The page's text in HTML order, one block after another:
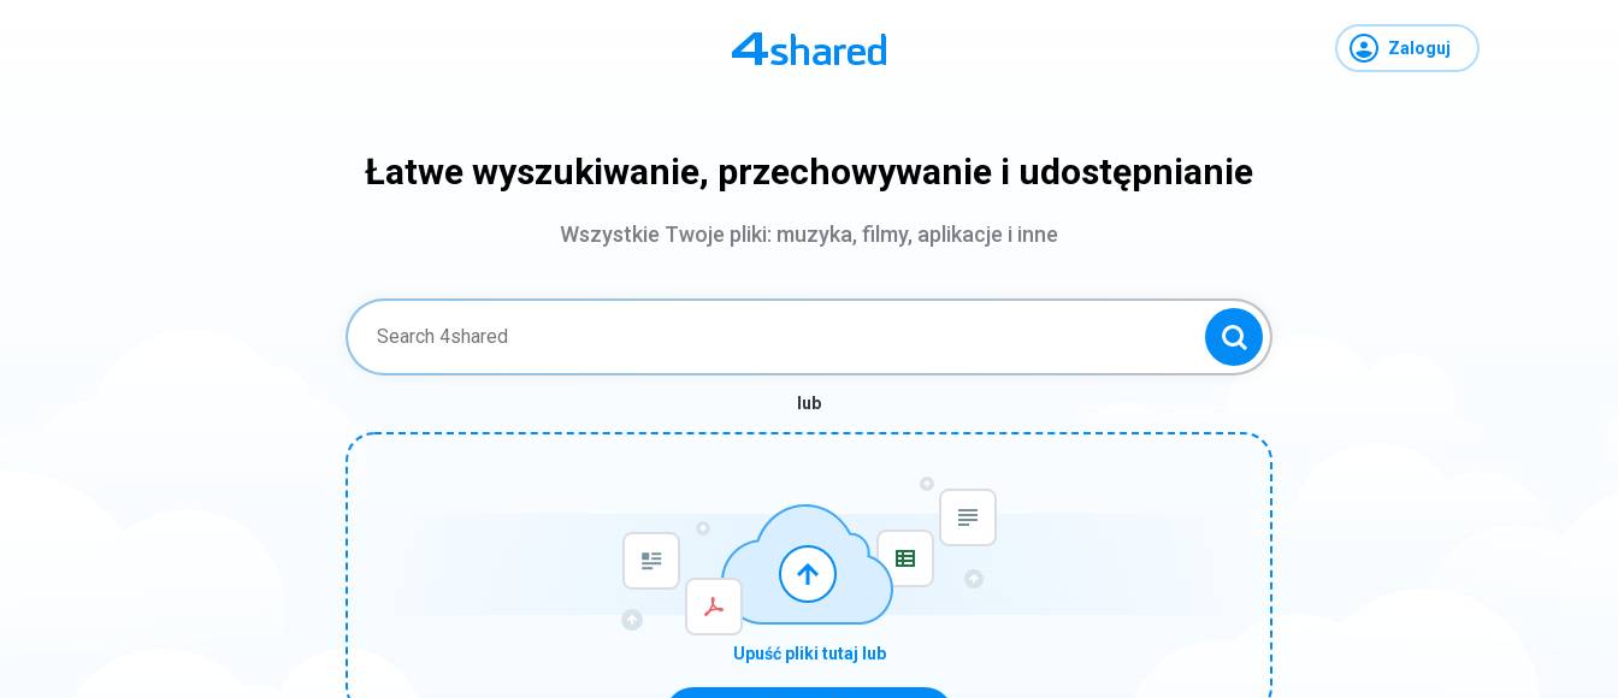
Zaloguj
Łatwe wyszukiwanie, przechowywanie i udostępnianie
Wszystkie Twoje pliki: muzyka, filmy, aplikacje i inne
lub
Upuść pliki tutaj lub